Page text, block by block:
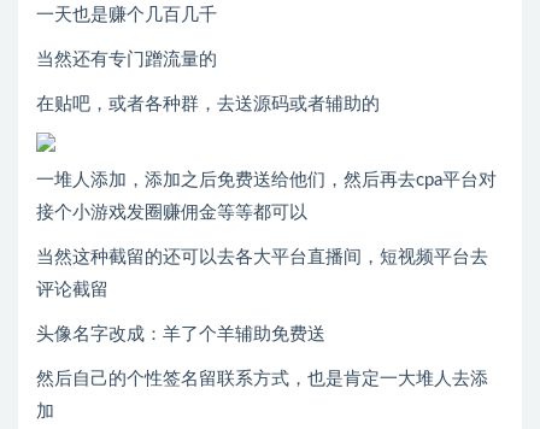
一天也是赚个几百几千
当然还有专门蹭流量的
在贴吧，或者各种群，去送源码或者辅助的
一堆人添加，添加之后免费送给他们，然后再去cpa平台对
接个小游戏发圈赚佣金等等都可以
当然这种截留的还可以去各大平台直播间，短视频平台去
评论截留
头像名字改成：羊了个羊辅助免费送
然后自己的个性签名留联系方式，也是肯定一大堆人去添
加